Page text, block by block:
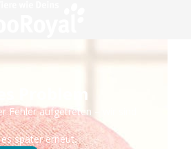
Problem
Fehler aufgetreten – wir sind
es später erneut.